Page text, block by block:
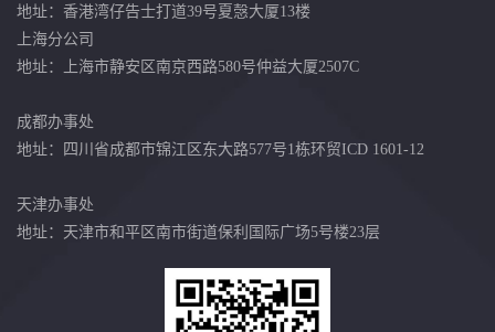
地址：香港湾仔告士打道39号夏愨大厦13楼
上海分公司
地址：上海市静安区南京西路580号仲益大厦2507C
成都办事处
地址：四川省成都市锦江区东大路577号1栋环贸ICD 1601-12
天津办事处
地址：天津市和平区南市街道保利国际广场5号楼23层